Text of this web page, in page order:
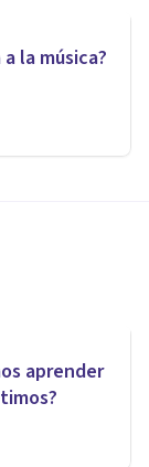
la música?
aprender